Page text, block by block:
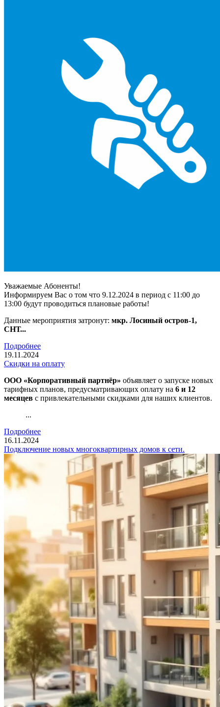
Уважаемые Абоненты!
Информируем Вас о том что 9.12.2024 в период с 11:00 до
13:00 будут проводиться плановые работы!
Данные мероприятия затронут: мкр. Лосиный остров-1,
СНТ...
Подробнее
19.11.2024
Скидки на оплату
ООО «Корпоративный партнёр» объявляет о запуске новых
тарифных планов, предусматривающих оплату на 6 и 12
месяцев с привлекательными скидками для наших клиентов.
...
Подробнее
16.11.2024
Подключение новых многоквартирных домов к сети.